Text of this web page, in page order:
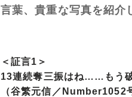
言葉、貴重な写真を紹介
＜証言1＞
13連続奪三振はね……もう
（谷繁元信／Number1052